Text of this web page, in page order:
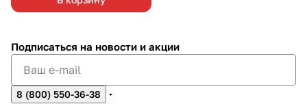
Подписаться на новости и акции
8 (800) 550-36-38